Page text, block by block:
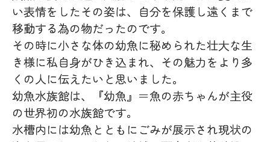
い表情をしたその姿は、自分を保護し遠くまで
移動する為の物だったのです。
その時に小さな体の幼魚に秘められた壮大な生
き様に私自身がひき込まれ、その魅力をより多
くの人に伝えたいと思いました。
幼魚水族館は、『幼魚』＝魚の赤ちゃんが主役
の世界初の水族館です。
水槽内には幼魚とともにごみが展示され現状の